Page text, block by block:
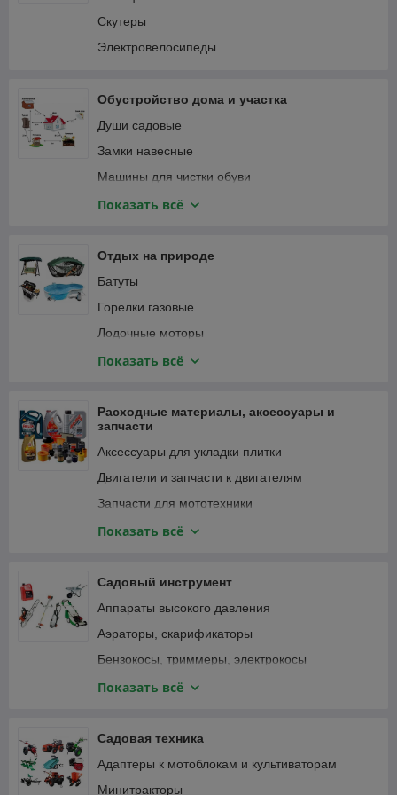
Пылесосы автомобильные
Специализированный автоинструмент
Соединители садовые
Тапенеры (степлеры) для подвязки растений
Шланги садовые
Веревка, канаты
Скутеры
Электровелосипеды
Обустройство дома и участка
Души садовые
Замки навесные
Машины для чистки обуви
Мебель и интерьер
Сантехника
Сейфы
Умывальники для дачи
Показать всё
Отдых на природе
Батуты
Горелки газовые
Лодочные моторы
Лодки надувные ПВХ
Фонари и светильники
Показать всё
Расходные материалы, аксессуары и
запчасти
Аксессуары для укладки плитки
Двигатели и запчасти к двигателям
Запчасти для мототехники
Зарядные устройства, аккумуляторы
Крепежные изделия
Лампочки и светильники
Ленты
Масла и смазки
Принадлежности для садового инструмента
Принадлежности для строительного
инструмента
Принадлежности для строительной техники и
оборудования
Показать всё
Садовый инструмент
Аппараты высокого давления
Аэраторы, скарификаторы
Бензокосы, триммеры, электрокосы
Бензопилы, цепные электропилы
Газонокосилки
Дровоколы
Зернодробилки, измельчители кормов
Показать всё
Садовая техника
Адаптеры к мотоблокам и культиваторам
Минитракторы